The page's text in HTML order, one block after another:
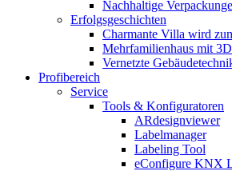
Nachhaltige
Erfolgsgeschichten
Charmante Villa wird
Mehrfamilienhaus mit
Vernetzte
Profibereich
Service
Tools & Konfiguratoren
ARdesignviewer
Labelmanager
Labeling Tool
eConfigure KNX